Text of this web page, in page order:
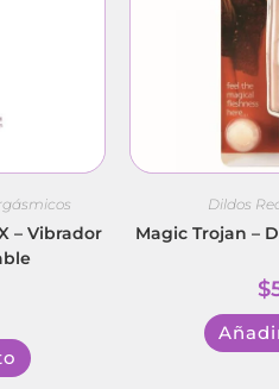
– Vibrador
Dildos
Magic Trojan –
$